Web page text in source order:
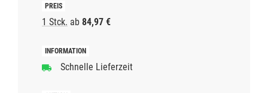
1 Stck. ab 84,97 €
Schnelle Lieferzeit